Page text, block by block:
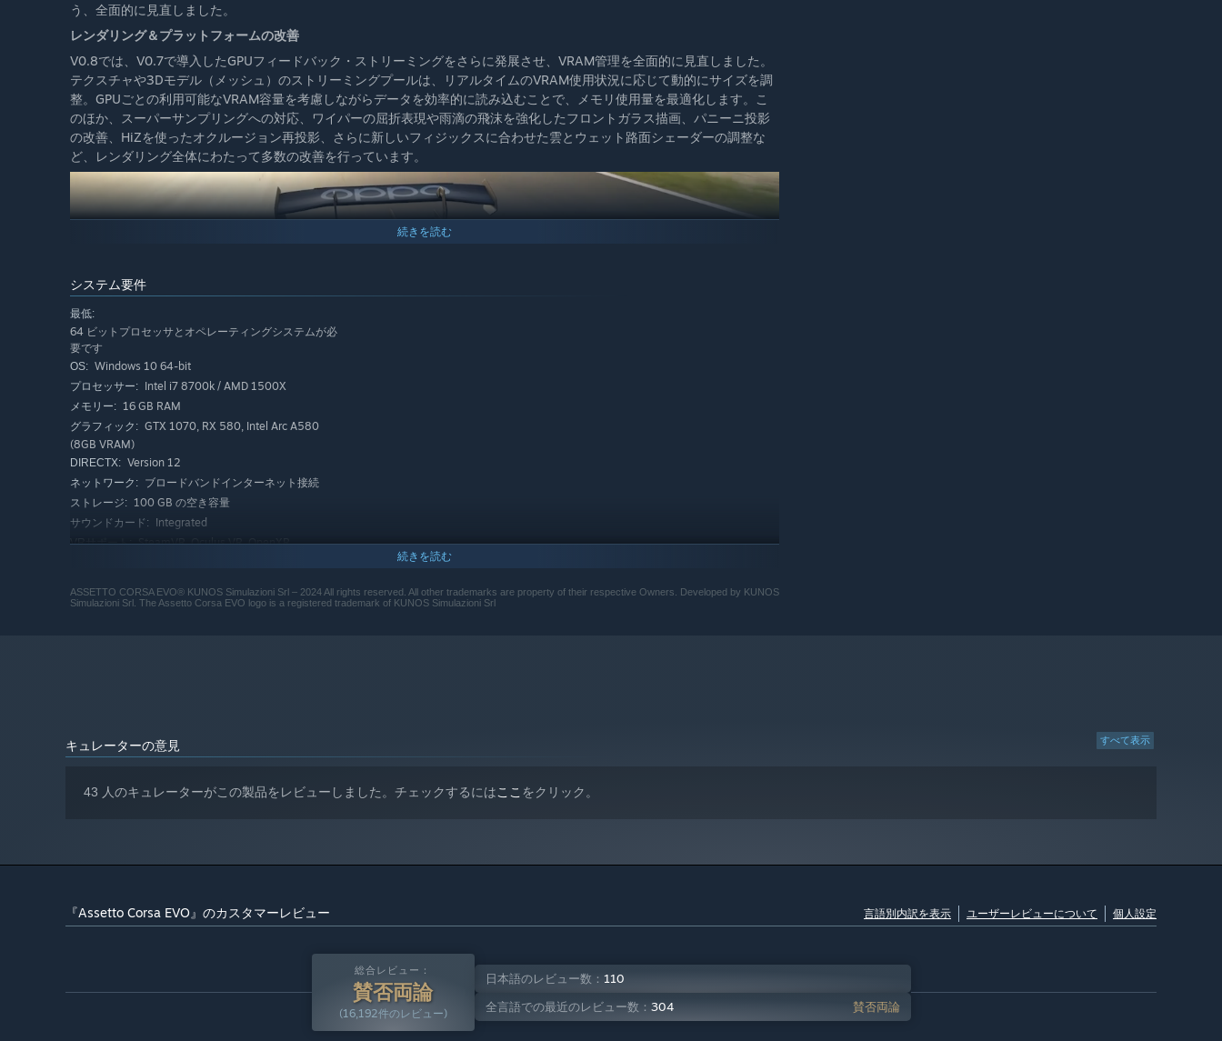
う、全面的に見直しました。
レンダリング＆プラットフォームの改善
V0.8では、V0.7で導入したGPUフィードバック・ストリーミングをさらに発展させ、VRAM管理を全面的に見直しました。
テクスチャや3Dモデル（メッシュ）のストリーミングプールは、リアルタイムのVRAM使用状況に応じて動的にサイズを調
整。GPUごとの利用可能なVRAM容量を考慮しながらデータを効率的に読み込むことで、メモリ使用量を最適化します。こ
のほか、スーパーサンプリングへの対応、ワイパーの屈折表現や雨滴の飛沫を強化したフロントガラス描画、パニーニ投影
の改善、HiZを使ったオクルージョン再投影、さらに新しいフィジックスに合わせた雲とウェット路面シェーダーの調整な
ど、レンダリング全体にわたって多数の改善を行っています。
Assetto Corsa EVO について
過去十年人気を維持してきたドライビング・シミュレーション『Assetto Corsa EVO』のリアリズムが更に上昇。
前作同様、『Assetto Corsa EVO』には様々なクラスと時代の車を収録している。モータースポーツを代表するアイコニッ
クな車はそれぞれKunosのインハウス・エンジンにより電子部品や空気抵抗などが細かくシミュレートされており、レーザ
ースキャン技術で再現されたサーキットを走ることが可能
早期アクセス期間中は、マシン、コース、ゲームモードが順次拡充され、最終リリース 1.0 に向けて進化し続けます。
新しく「KUNOS Simulazioni」の部門を立ち上げ、ハイパフォーマンスなリアリズム・エンジン、VR、そしてトリプルスク
リアルな体験を実現。
新車種
Volkswagen Golf 8 R.
続きを読む
システム要件
最低:
64 ビットプロセッサとオペレーティングシステムが必
要です
OS: Windows 10 64-bit
プロセッサー: Intel i7 8700k / AMD 1500X
メモリー: 16 GB RAM
グラフィック: GTX 1070, RX 580, Intel Arc A580
(8GB VRAM)
DIRECTX: Version 12
ネットワーク: ブロードバンドインターネット接続
ストレージ: 100 GB の空き容量
サウンドカード: Integrated
VRサポート: SteamVR, Oculus VR, OpenXR
64 ビットプロセッサとオペレーティングシステムが必
ネットワーク: ブロードバンドインターネット接続
サウンドカード: Integrated
続きを読む
ASSETTO CORSA EVO® KUNOS Simulazioni Srl – 2024 All rights reserved. All other trademarks are property of their respective Owners. Developed by KUNOS
Simulazioni Srl. The Assetto Corsa EVO logo is a registered trademark of KUNOS Simulazioni Srl
すべて表示
キュレーターの意見
43 人のキュレーターがこの製品をレビューしました。チェックするにはここ をクリック。
『Assetto Corsa EVO』のカスタマーレビュー 言語別内訳を表示 ユーザーレビューについて 個人設定
総合レビュー：
賛否両論
(16,192件のレビュー)
日本語のレビュー数： 110
全言語での最近のレビュー数： 304 賛否両論